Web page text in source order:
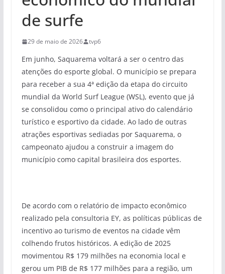
de surfe
29 de maio de 2026 tvp6
Em junho, Saquarema voltará a ser o centro das
atenções do esporte global. O município se prepara
para receber a sua 4ª edição da etapa do circuito
mundial da World Surf League (WSL), evento que já
se consolidou como o principal ativo do calendário
turístico e esportivo da cidade. Ao lado de outras
atrações esportivas sediadas por Saquarema, o
campeonato ajudou a construir a imagem do
município como capital brasileira dos esportes.
De acordo com o relatório de impacto econômico
realizado pela consultoria EY, as políticas públicas de
incentivo ao turismo de eventos na cidade vêm
colhendo frutos históricos. A edição de 2025
movimentou R$ 179 milhões na economia local e
gerou um PIB de R$ 177 milhões para a região, um